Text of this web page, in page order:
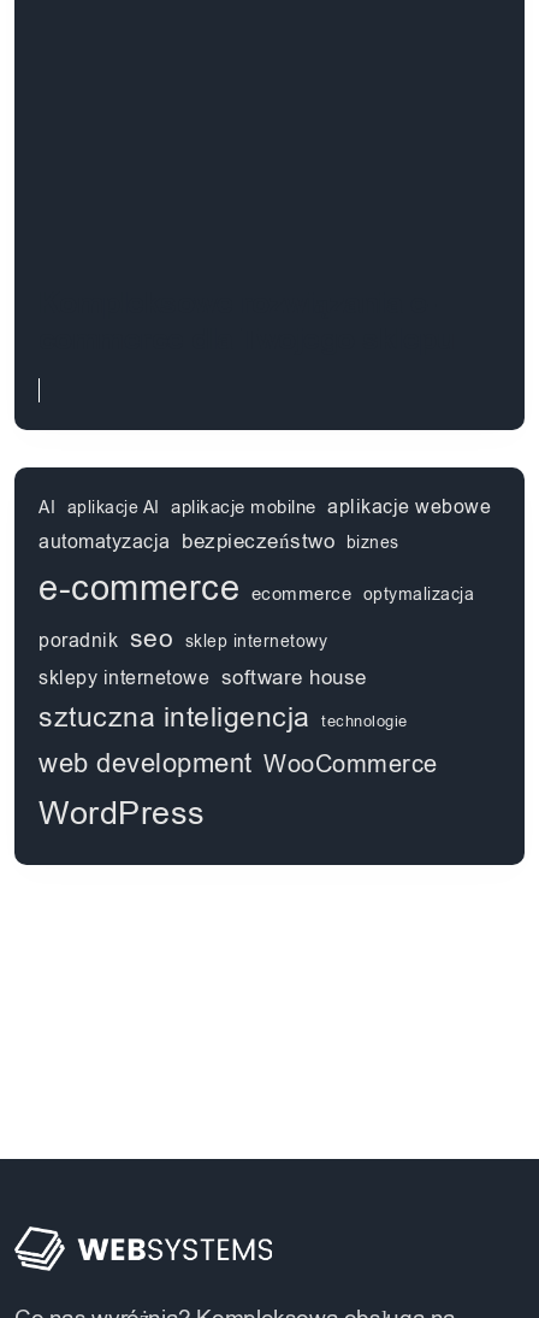
AI aplikacje AI aplikacje mobilne aplikacje webowe
automatyzacja bezpieczeństwo biznes
e-commerce ecommerce optymalizacja
poradnik seo sklep internetowy
sklepy internetowe software house
sztuczna inteligencja technologie
web development WooCommerce
WordPress